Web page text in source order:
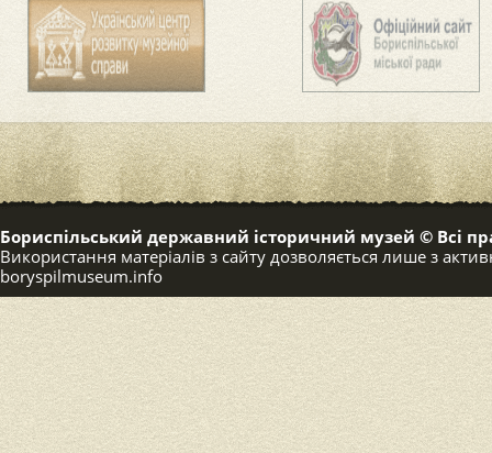
Бориспільський державний історичний музей © Всі
Використання матеріалів з сайту дозволяється лише з
boryspilmuseum.info